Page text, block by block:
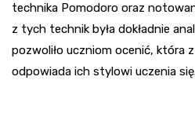
technika Pomodoro oraz
z tych technik była dokładnie
pozwoliło uczniom ocenić, która
odpowiada ich stylowi uczenia